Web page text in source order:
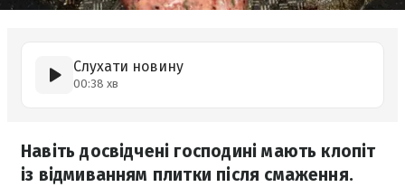
Слухати новину
00:38 хв
Навіть досвідчені господині мають клопіт
із відмиванням плитки після смаження.